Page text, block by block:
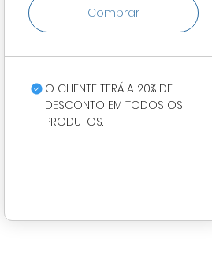
Comprar
O CLIENTE TERÁ A 20% DE
DESCONTO EM TODOS OS
PRODUTOS.